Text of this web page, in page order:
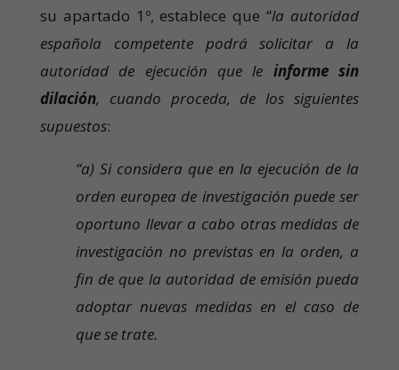
su apartado 1º, establece que “la autoridad
española competente podrá solicitar a la
autoridad de ejecución que le informe sin
dilación, cuando proceda, de los siguientes
supuestos:
“a) Si considera que en la ejecución de la
orden europea de investigación puede ser
oportuno llevar a cabo otras medidas de
investigación no previstas en la orden, a
fin de que la autoridad de emisión pueda
adoptar nuevas medidas en el caso de
que se trate.